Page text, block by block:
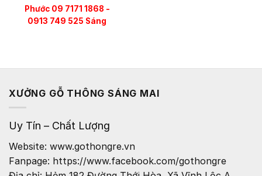
Phước 09 7171 1868 -
0913 749 525 Sáng
XƯỞNG GỖ THÔNG SÁNG MAI
Uy Tín – Chất Lượng
Website: www.gothongre.vn
Fanpage: https://www.facebook.com/gothongre